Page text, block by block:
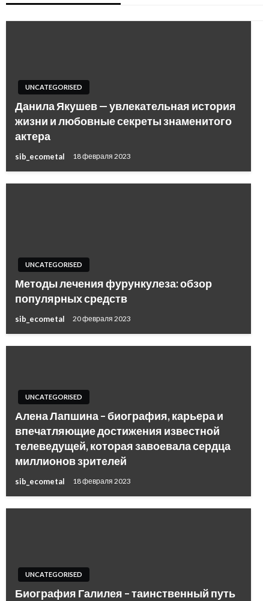
UNCATEGORISED
Данила Якушев — увлекательная история
жизни и любовные секреты знаменитого
актера
sib_ecometal 18 февраля 2023
UNCATEGORISED
Методы лечения фурункулеза: обзор
популярных средств
sib_ecometal 20 февраля 2023
UNCATEGORISED
Алена Лапшина – биография, карьера и
впечатляющие достижения известной
телеведущей, которая завоевала сердца
миллионов зрителей
sib_ecometal 18 февраля 2023
UNCATEGORISED
Биография Галилея – таинственный путь